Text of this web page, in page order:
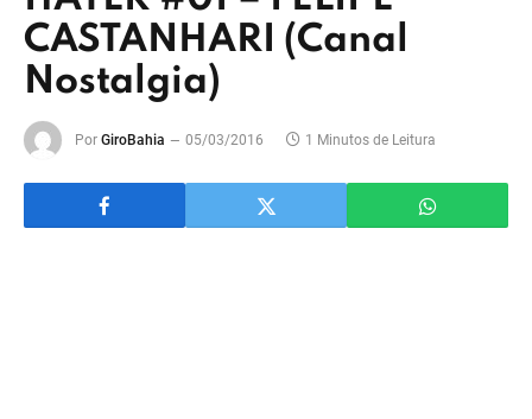
CASTANHARI (Canal
Nostalgia)
Por GiroBahia 05/03/2016 1 Minutos de Leitura